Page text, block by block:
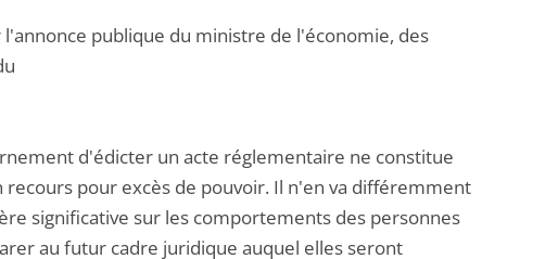
publique du ministre de l'économie, des
d'édicter un acte réglementaire ne constitue
pour excès de pouvoir. Il n'en va différemment
significative sur les comportements des personnes
au futur cadre juridique auquel elles seront